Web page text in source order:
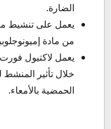
الضارة.
يعمل على تنشيط
من مادة
يعمل لاكتيول
خلال تأثير المنشط
الحمضية بالأمعاء.